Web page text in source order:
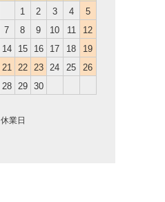
1 2 3 4
5
7 8 9 10 11
12
14 15 16 17 18
19
21 22 23 24 25
26
28 29 30
休業日